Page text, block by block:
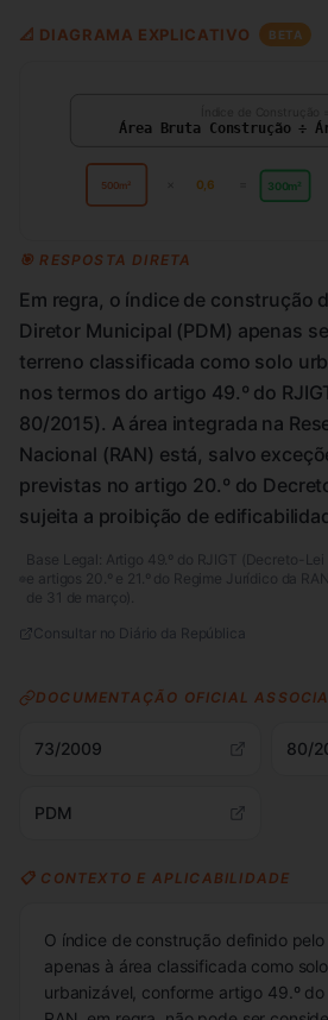
📐 DIAGRAMA EXPLICATIVO BETA
Área Bruta Construção ÷
500m² 0,6 300m²
🎯 RESPOSTA DIRETA
Em regra, o índice de construção
Diretor Municipal (PDM) apenas
terreno classificada como solo
nos termos do artigo 49.º do
80/2015). A área integrada na
Nacional (RAN) está, salvo
previstas no artigo 20.º do
sujeita a proibição de
Base Legal: Artigo 49.º do RJIGT (Decreto-
e artigos 20.º e 21.º do Regime Jurídico da
de 31 de março).
Consultar no Diário da República
DOCUMENTAÇÃO OFICIAL
73/2009 80/
PDM
📋 CONTEXTO E APLICABILIDADE
O índice de construção definido
apenas à área classificada como
urbanizável, conforme artigo 49.º do